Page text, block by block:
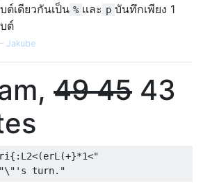
ต์เดียวกันเป็น % และ p บันทึกเพียง 1
ต์
Jakube
4945 43